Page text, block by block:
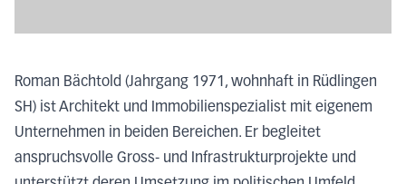
Roman Bächtold (Jahrgang 1971, wohnhaft in Rüdlingen
SH) ist Architekt und Immobilienspezialist mit eigenem
Unternehmen in beiden Bereichen. Er begleitet
anspruchsvolle Gross- und Infrastrukturprojekte und